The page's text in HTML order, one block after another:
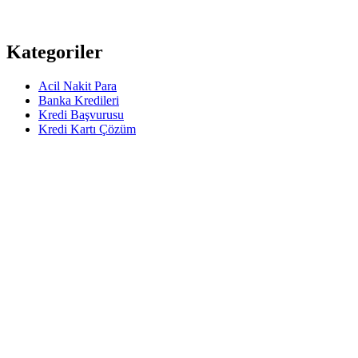
Kategoriler
Acil Nakit Para
Banka Kredileri
Kredi Başvurusu
Kredi Kartı Çözüm